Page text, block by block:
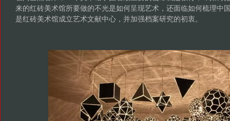
来的红砖美术馆所要做的不光是如何呈现艺术，还面临如何梳理中
是红砖美术馆成立艺术文献中心，并加强档案研究的初衷。